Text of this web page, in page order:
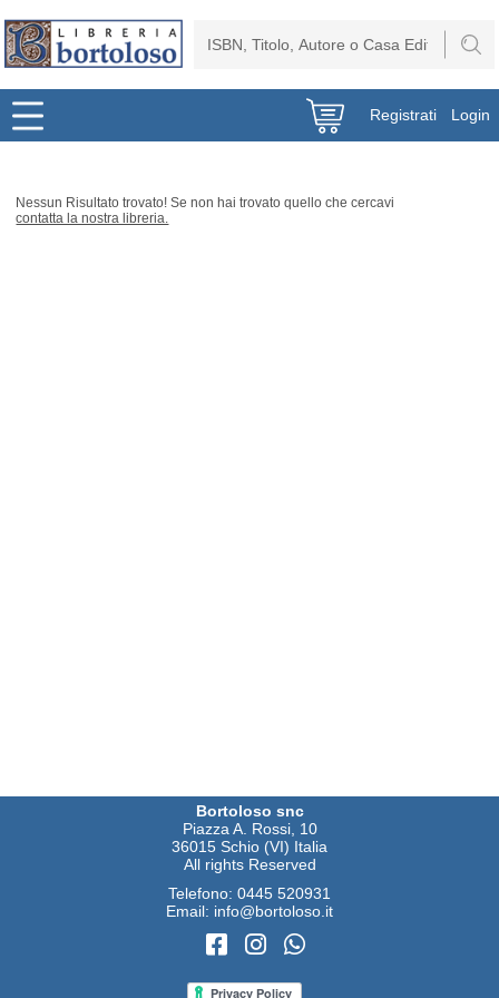
Registrati Login
Nessun Risultato trovato! Se non hai trovato quello che cercavi
contatta la nostra libreria.
Bortoloso snc
Piazza A. Rossi, 10
36015 Schio (VI) Italia
All rights Reserved
Telefono: 0445 520931
Email: info@bortoloso.it